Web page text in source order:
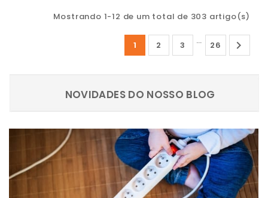
Mostrando 1-12 de um total de 303 artigo(s)
1 2 3 … 26 
NOVIDADES DO NOSSO BLOG